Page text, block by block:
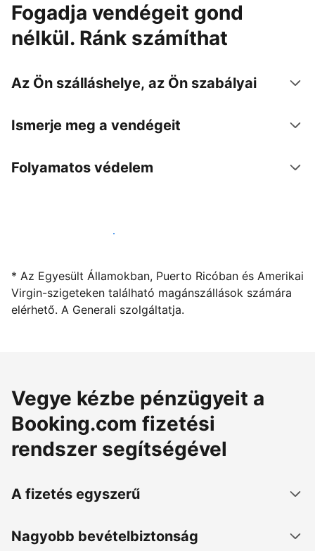
Fogadja vendégeit gond
nélkül. Ránk számíthat
Az Ön szálláshelye, az Ön szabályai
Ismerje meg a vendégeit
Folyamatos védelem
Kínáljon szállást a segítségünkkel
* Az Egyesült Államokban, Puerto Ricóban és Amerikai
Virgin-szigeteken található magánszállások számára
elérhető. A Generali szolgáltatja.
Vegye kézbe pénzügyeit a
Booking.com fizetési
rendszer segítségével
A fizetés egyszerű
Nagyobb bevételbiztonság